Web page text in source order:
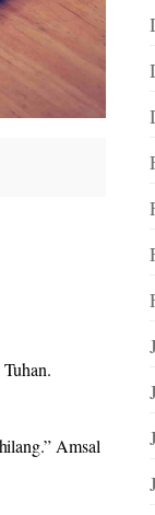
.
.”Amsal